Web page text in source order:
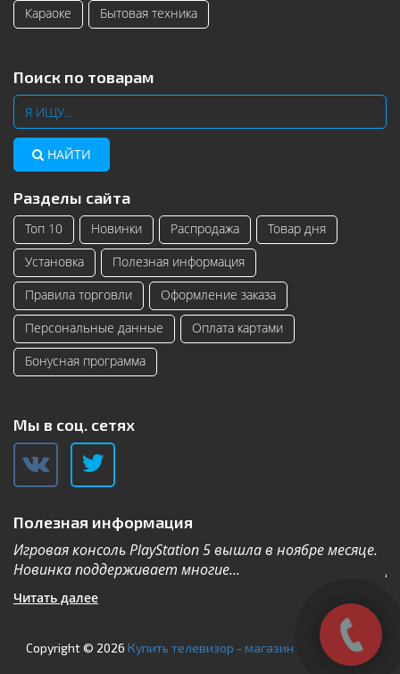
Караоке
Бытовая техника
Поиск по товарам
НАЙТИ
Разделы сайта
Топ 10 Новинки Распродажа
Товар дня
Установка
Полезная информация
Правила торговли
Оформление заказа
Персональные данные
Оплата картами
Бонусная программа
Мы в соц. сетях
Полезная информация
Игровая консоль PlayStation 5 вышла в ноябре месяце.
Новинка поддерживает многие...
Читать далее
Copyright © 2026 Купить телевизор - магазин